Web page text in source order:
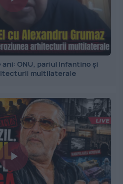
ani: ONU, pariul Infantino și
multilaterale